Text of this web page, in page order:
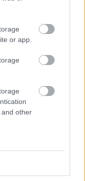
or app.
other
καλοκαίρι